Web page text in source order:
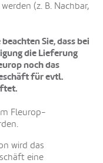
(z. B. Nachbar,
Sie, dass bei
die Lieferung
noch das
für evtl.
Fleurop-
wird das
eine